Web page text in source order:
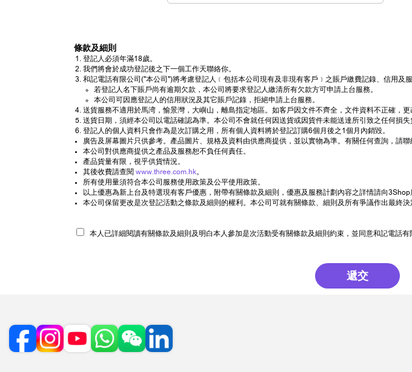
條款及細則
登記人必須年滿18歲。
我們將會於成功登記後之下一個工作天聯絡你。
和記電話有限公司("本公司")將考慮登記人﹝包括本公司現有及非現有客戶﹞之賬戶繳費記錄、信用及
若登記人名下賬戶尚有逾期欠款，本公司將要求登記人繳清所有欠款方可申請上台服務。
本公司可因應登記人的信用狀況及其它賬戶記錄，拒絕申請上台服務。
送貨服務不適用於馬湾，愉景灣，大嶼山，離島指定地區。如客戶因文件不齊全，文件資料不正確，
送貨日期，須經本公司以電話確認為準。本公司不會就任何因送貨或因貨件未能送達所引致之任何損失
登記人的個人資料只會作為是次訂購之用，所有個人資料將於登記訂購6個月後之1個月內銷毀。
廣告及屏幕圖片只供參考。產品圖片、規格及資料由供應商提供，並以實物為準。有關任何查詢，請
本公司對供應商提供之產品及服務恕不負任何責任。
產品貨量有限，視乎供貨情況。
其後收費請查閱 www.three.com.hk。
所有使用量須符合本公司服務使用政策及公平使用政策。
以上優惠為新上台及特選現有客戶優惠，附帶有關條款及細則，優惠及服務計劃內容之詳情請向
本公司保留更改是次登記活動之條款及細則的權利。本公司可就有關條款、細則及所有爭議作出最終決
本人已詳細閱讀有關條款及細則及明白本人參加是次活動受有關條款及細則約束，並同意和記電話
遞交